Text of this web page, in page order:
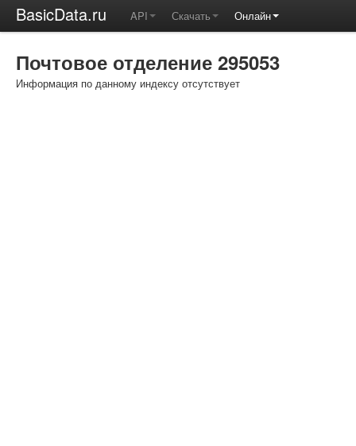
BasicData.ru API Скачать Онлайн
Почтовое отделение 295053
Информация по данному индексу отсутствует